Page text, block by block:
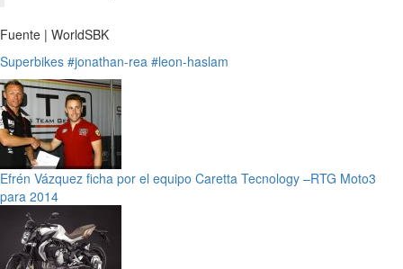
Fuente | WorldSBK
Superbikes #jonathan-rea #leon-haslam
Efrén Vázquez ficha por el equipo Caretta Tecnology –RTG Moto3
para 2014